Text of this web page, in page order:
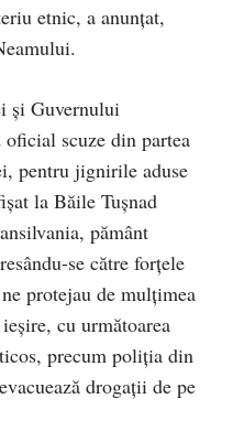
etnic, a anunțat,
și Guvernului
scuze din partea
pentru jignirile aduse
la Băile Tușnad
pământ
se către forțele
protejau de mulțimea
cu următoarea
precum poliția din
drogații de pe